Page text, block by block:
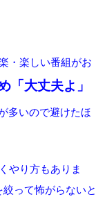
・楽しい番組がお
「大丈夫よ」
多いので避けたほ
やり方もありま
って怖がらないと